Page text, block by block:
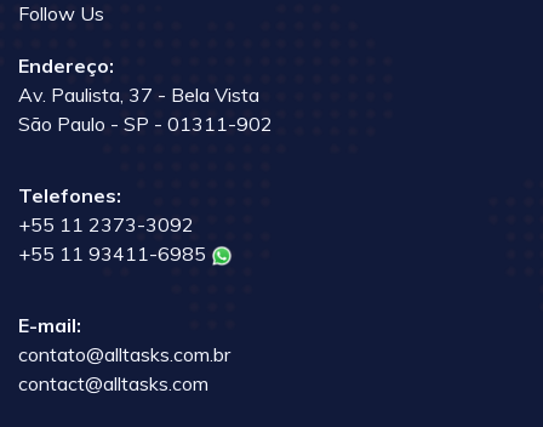
Follow Us
Endereço:
Av. Paulista, 37 - Bela Vista
São Paulo - SP - 01311-902
Telefones:
+55 11 2373-3092
+55 11 93411-6985
E-mail:
contato@alltasks.com.br
contact@alltasks.com